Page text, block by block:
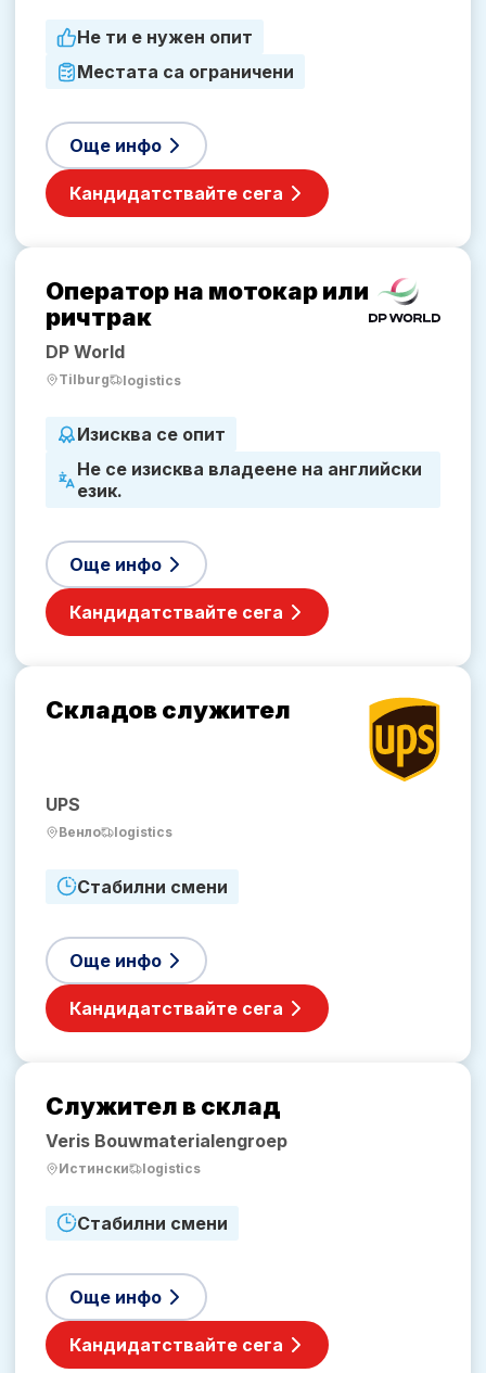
Не ти е нужен опит
Местата са ограничени
Още инфо
Кандидатствайте сега
Оператор на мотокар или
ричтрак
DP World
Tilburg logistics
Изисква се опит
Не се изисква владеене на английски
език.
Още инфо
Кандидатствайте сега
Складов служител
UPS
Венло logistics
Стабилни смени
Още инфо
Кандидатствайте сега
Служител в склад
Veris Bouwmaterialengroep
Истински logistics
Стабилни смени
Още инфо
Кандидатствайте сега